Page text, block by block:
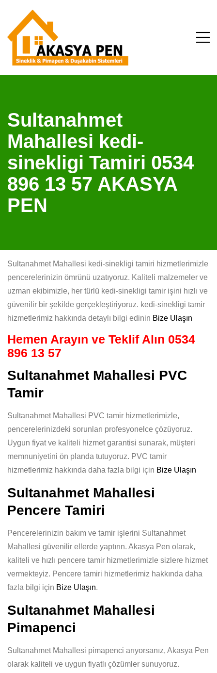
Sultanahmet
Mahallesi kedi-
sinekligi Tamiri 0534
896 13 57 AKASYA
PEN
Sultanahmet Mahallesi kedi-sinekligi tamiri hizmetlerimizle
pencerelerinizin ömrünü uzatıyoruz. Kaliteli malzemeler ve
uzman ekibimizle, her türlü kedi-sinekligi tamir işini hızlı ve
güvenilir bir şekilde gerçekleştiriyoruz. kedi-sinekligi tamir
hizmetlerimiz hakkında detaylı bilgi edinin Bize Ulaşın
Hemen Arayın ve Teklif Alın 0534
896 13 57
Sultanahmet Mahallesi PVC
Tamir
Sultanahmet Mahallesi PVC tamir hizmetlerimizle,
pencerelerinizdeki sorunları profesyonelce çözüyoruz.
Uygun fiyat ve kaliteli hizmet garantisi sunarak, müşteri
memnuniyetini ön planda tutuyoruz. PVC tamir
hizmetlerimiz hakkında daha fazla bilgi için Bize Ulaşın
Sultanahmet Mahallesi
Pencere Tamiri
Pencerelerinizin bakım ve tamir işlerini Sultanahmet
Mahallesi güvenilir ellerde yaptırın. Akasya Pen olarak,
kaliteli ve hızlı pencere tamir hizmetlerimizle sizlere hizmet
vermekteyiz. Pencere tamiri hizmetlerimiz hakkında daha
fazla bilgi için Bize Ulaşın.
Sultanahmet Mahallesi
Pimapenci
Sultanahmet Mahallesi pimapenci arıyorsanız, Akasya Pen
olarak kaliteli ve uygun fiyatlı çözümler sunuyoruz.